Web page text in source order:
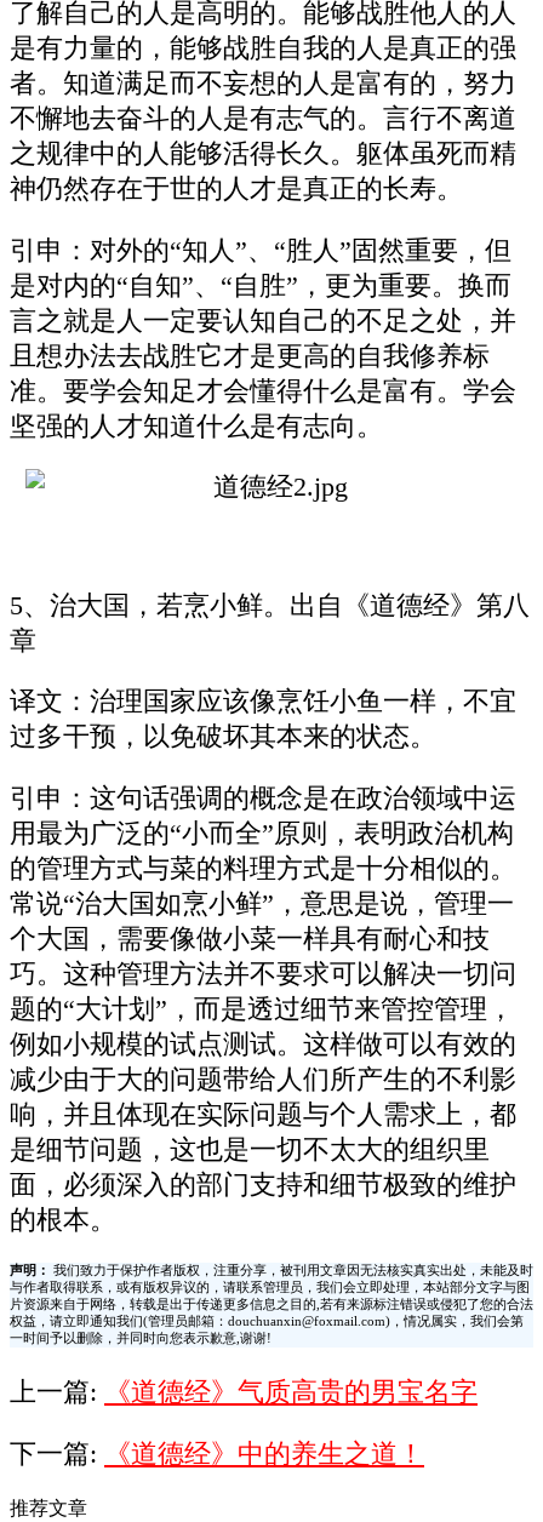
了解自己的人是高明的。能够战胜他人的人
是有力量的，能够战胜自我的人是真正的强
者。知道满足而不妄想的人是富有的，努力
不懈地去奋斗的人是有志气的。言行不离道
之规律中的人能够活得长久。躯体虽死而精
神仍然存在于世的人才是真正的长寿。
引申：对外的“知人”、“胜人”固然重要，但
是对内的“自知”、“自胜”，更为重要。换而
言之就是人一定要认知自己的不足之处，并
且想办法去战胜它才是更高的自我修养标
准。要学会知足才会懂得什么是富有。学会
坚强的人才知道什么是有志向。
5、治大国，若烹小鲜。出自《道德经》第八
章
译文：治理国家应该像烹饪小鱼一样，不宜
过多干预，以免破坏其本来的状态。
引申：这句话强调的概念是在政治领域中运
用最为广泛的“小而全”原则，表明政治机构
的管理方式与菜的料理方式是十分相似的。
常说“治大国如烹小鲜”，意思是说，管理一
个大国，需要像做小菜一样具有耐心和技
巧。这种管理方法并不要求可以解决一切问
题的“大计划”，而是透过细节来管控管理，
例如小规模的试点测试。这样做可以有效的
减少由于大的问题带给人们所产生的不利影
响，并且体现在实际问题与个人需求上，都
是细节问题，这也是一切不太大的组织里
面，必须深入的部门支持和细节极致的维护
的根本。
声明：
我们致力于保护作者版权，注重分享，被刊用文章因无法核实真实出处，未能及时
与作者取得联系，或有版权异议的，请联系管理员，我们会立即处理，本站部分文字与图
片资源来自于网络，转载是出于传递更多信息之目的,若有来源标注错误或侵犯了您的合法
权益，请立即通知我们(管理员邮箱：douchuanxin@foxmail.com)，情况属实，我们会第
一时间予以删除，并同时向您表示歉意,谢谢!
上一篇: 《道德经》气质高贵的男宝名字
下一篇: 《道德经》中的养生之道！
推荐文章